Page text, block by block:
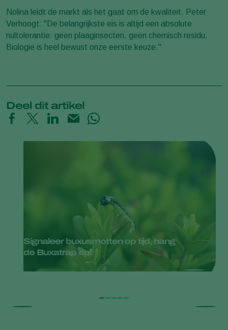
Nolina leidt de markt als het gaat om de kwaliteit. Peter
Verhoogt: "De belangrijkste eis is altijd een absolute
nultolerantie: geen plaaginsecten, geen chemisch residu.
Biologie is heel bewust onze eerste keuze."
Deel dit artikel
Signaleer buxusmotten op tijd, hang
de Buxatrap op!